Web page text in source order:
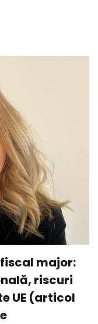
major:
riscuri
UE (articol